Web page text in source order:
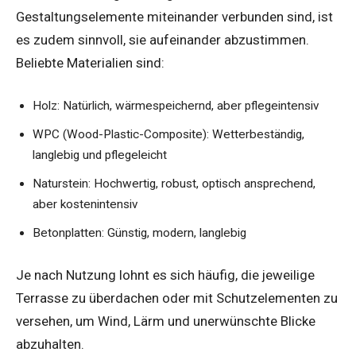
Gestaltungselemente miteinander verbunden sind, ist
es zudem sinnvoll, sie aufeinander abzustimmen.
Beliebte Materialien sind:
Holz: Natürlich, wärmespeichernd, aber pflegeintensiv
WPC (Wood-Plastic-Composite): Wetterbeständig,
langlebig und pflegeleicht
Naturstein: Hochwertig, robust, optisch ansprechend,
aber kostenintensiv
Betonplatten: Günstig, modern, langlebig
Je nach Nutzung lohnt es sich häufig, die jeweilige
Terrasse zu überdachen oder mit Schutzelementen zu
versehen, um Wind, Lärm und unerwünschte Blicke
abzuhalten.